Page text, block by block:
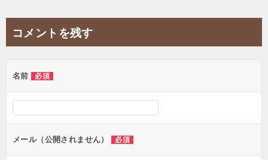
ビ
ー
シ
ン
コメントを残す
名前 必須
メール（公開されません） 必須